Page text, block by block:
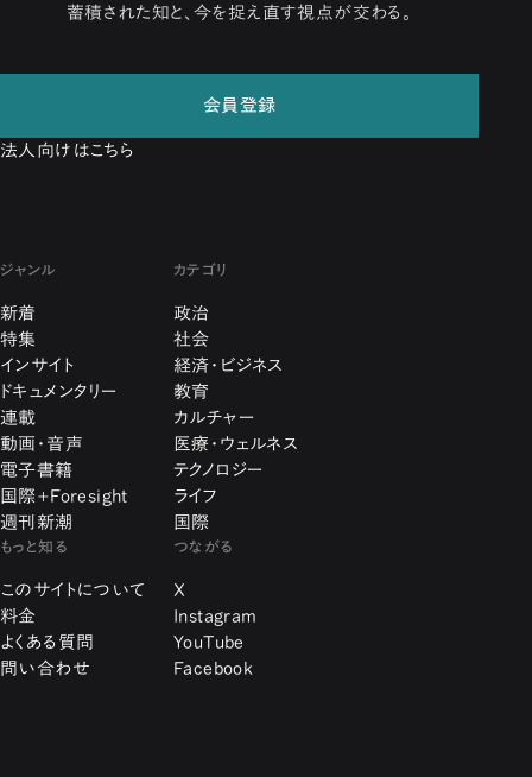
蓄積された知と、今を捉え直す視点が交わる。
会員登録
法人向けはこちら
ジャンル
新着
特集
インサイト
ドキュメンタリー
連載
動画・音声
電子書籍
国際+Foresight
週刊新潮
カテゴリ
政治
社会
経済・ビジネス
教育
カルチャー
医療・ウェルネス
テクノロジー
ライフ
国際
もっと知る
このサイトについて
料金
よくある質問
問い合わせ
つながる
X
Instagram
YouTube
Facebook